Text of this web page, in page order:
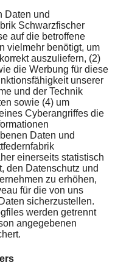
Daten und
Schwarzfischer
auf die betroffene
vielmehr benötigt, um
auszuliefern, (2)
die Werbung für diese
unserer
und der Technik
sowie (4) um
Cyberangriffes die
Daten und
einerseits statistisch
den Datenschutz und
zu erhöhen,
für die von uns
sicherzustellen.
werden getrennt
angegebenen